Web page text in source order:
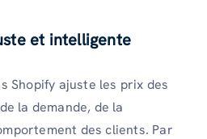
et intelligente
Shopify ajuste les prix des
la demande, de la
des clients. Par